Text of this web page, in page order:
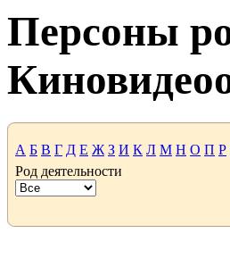
Персоны
А Б В Г Д Е Ж З И К Л М Н О П Р
Род деятельности